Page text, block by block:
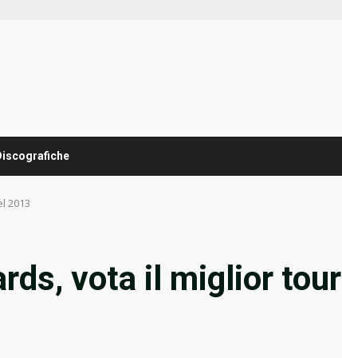
2013
vota il miglior tour